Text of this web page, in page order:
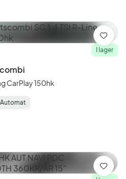
I lager
CarPlay 150hk
Automat
Spara
Spara